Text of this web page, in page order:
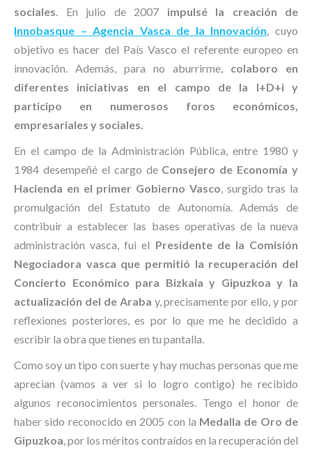
sociales. En julio de 2007 impulsé la creación de
Innobasque – Agencia Vasca de la Innovación, cuyo
objetivo es hacer del País Vasco el referente europeo en
innovación. Además, para no aburrirme, colaboro en
diferentes iniciativas en el campo de la I+D+i y
participo en numerosos foros económicos,
empresariales y sociales.
En el campo de la Administración Pública, entre 1980 y
1984 desempeñé el cargo de Consejero de Economía y
Hacienda en el primer Gobierno Vasco, surgido tras la
promulgación del Estatuto de Autonomía. Además de
contribuir a establecer las bases operativas de la nueva
administración vasca, fui el Presidente de la Comisión
Negociadora vasca que permitió la recuperación del
Concierto Económico para Bizkaia y Gipuzkoa y la
actualización del de Araba y, precisamente por ello, y por
reflexiones posteriores, es por lo que me he decidido a
escribir la obra que tienes en tu pantalla.
Como soy un tipo con suerte y hay muchas personas que me
aprecian (vamos a ver si lo logro contigo) he recibido
algunos reconocimientos personales. Tengo el honor de
haber sido reconocido en 2005 con la Medalla de Oro de
Gipuzkoa, por los méritos contraídos en la recuperación del